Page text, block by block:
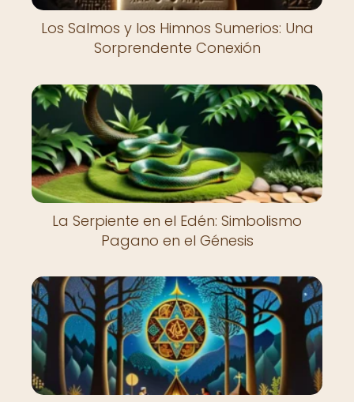
Los Salmos y los Himnos Sumerios: Una
Sorprendente Conexión
La Serpiente en el Edén: Simbolismo
Pagano en el Génesis